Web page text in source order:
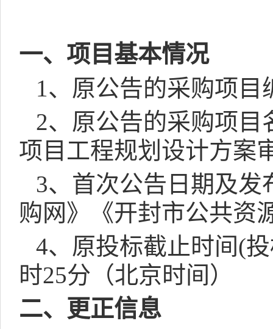
一、项目基本情况
1、原公告的采购项目
2、原公告的采购项目
项目工程规划设计方案
3、首次公告日期及发
购网》《开封市公共资
4、原投标截止时间(
时25分（北京时间）
二、更正信息